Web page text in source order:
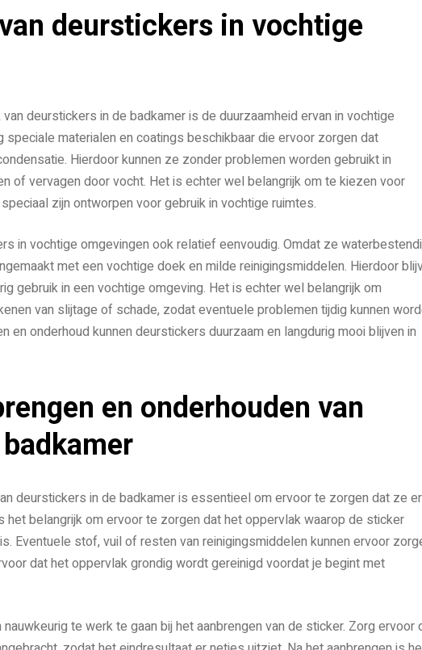
deurstickers in vochtige
deurstickers in de badkamer is de duurzaamheid ervan in vochtige
materialen en coatings beschikbaar die ervoor zorgen dat
Hierdoor kunnen ze zonder problemen worden gebruikt in
of vervagen door vocht. Het is echter wel belangrijk om te kiezen voor
zijn ontworpen voor gebruik in vochtige ruimtes.
in vochtige omgevingen ook relatief eenvoudig. Omdat ze
met een vochtige doek en milde reinigingsmiddelen. Hierdoor
gebruik in een vochtige omgeving. Het is echter wel belangrijk om
van slijtage of schade, zodat eventuele problemen tijdig kunnen
en onderhoud kunnen deurstickers duurzaam en langdurig mooi blijven in
en onderhouden van
deurstickers in de badkamer is essentieel om ervoor te zorgen dat ze er
het belangrijk om ervoor te zorgen dat het oppervlak waarop de sticker
Eventuele stof, vuil of resten van reinigingsmiddelen kunnen ervoor
dat het oppervlak grondig wordt gereinigd voordat je begint met
te werk te gaan bij het aanbrengen van de sticker. Zorg ervoor